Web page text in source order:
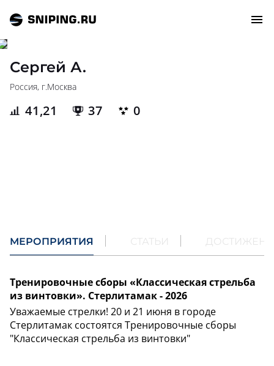
СОБЫТИЯ
РЕЙТИНГ
ЗАЛ СЛАВЫ
Сергей А.
Россия, г.Москва
41,21 37 0
МЕРОПРИЯТИЯ СТАТЬИ
Тренировочные сборы «Классическая стрельба
из винтовки». Стерлитамак - 2026
Уважаемые стрелки! 20 и 21 июня в городе
Стерлитамак состоятся Тренировочные сборы
"Классическая стрельба из винтовки"